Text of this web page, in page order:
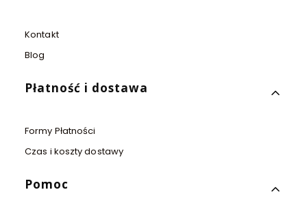
Kontakt
Blog
Płatność i dostawa
Formy Płatności
Czas i koszty dostawy
Pomoc